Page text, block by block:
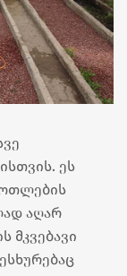
ეს
აღარ
მკვებავი